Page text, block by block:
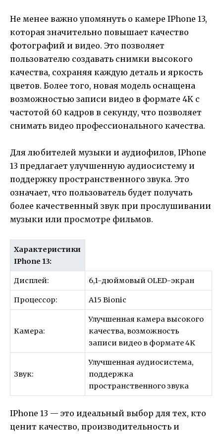
Не менее важно упомянуть о камере IPhone 13,
которая значительно повышает качество
фотографий и видео. Это позволяет
пользователю создавать снимки высокого
качества, сохраняя каждую деталь и яркость
цветов. Более того, новая модель оснащена
возможностью записи видео в формате 4K с
частотой 60 кадров в секунду, что позволяет
снимать видео профессионального качества.
Для любителей музыки и аудиофилов, IPhone
13 предлагает улучшенную аудиосистему и
поддержку пространственного звука. Это
означает, что пользователь будет получать
более качественный звук при прослушивании
музыки или просмотре фильмов.
Характеристики
IPhone 13:
Дисплей: 6,1-дюймовый OLED-экран
Процессор: A15 Bionic
Камера:
Улучшенная камера высокого
качества, возможность
записи видео в формате 4K
Звук:
Улучшенная аудиосистема,
поддержка
пространственного звука
IPhone 13 — это идеальный выбор для тех, кто
ценит качество, производительность и